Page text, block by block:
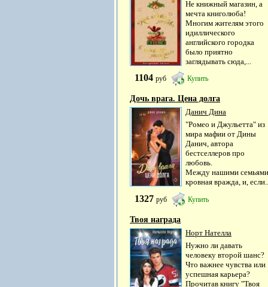
Не книжный магазин, а
мечта книголюба!
Многим жителям этого
идиллического
английского городка
было приятно
заглядывать сюда,...
1104 руб Купить
Дочь врага. Цена долга
Данич Дина
"Ромео и Джульетта" из
мира мафии от Дины
Данич, автора
бестселлеров про
любовь.
Между нашими семьями
кровная вражда, и,
1327 руб Купить
Твоя награда
Норт Нателла
Нужно ли давать
человеку второй шанс?
Что важнее чувства или
успешная карьера?
Прочитав книгу "Твоя